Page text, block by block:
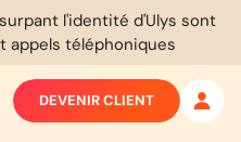
l'identité d'Ulys sont
appels téléphoniques
DEVENIR CLIENT